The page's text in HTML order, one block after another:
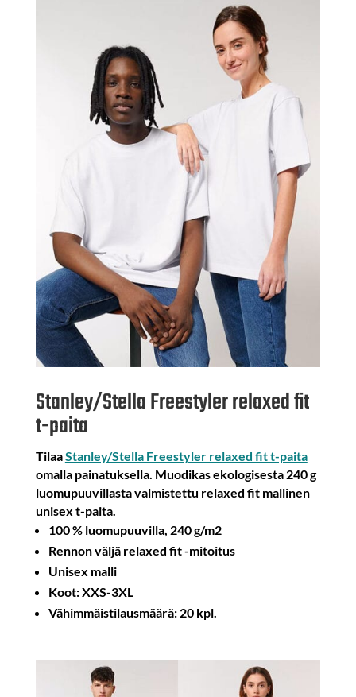
Stanley/Stella Freestyler relaxed fit
t-paita
TilaaStanley/Stella Freestyler relaxed fit t-paita
omalla painatuksella. Muodikas ekologisesta 240 g
luomupuuvillasta valmistettu relaxed fit mallinen
unisex t-paita.
100 % luomupuuvilla, 240 g/m2
Rennon väljä relaxed fit -mitoitus
Unisex malli
Koot: XXS-3XL
Vähimmäistilausmäärä: 20 kpl.